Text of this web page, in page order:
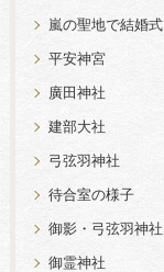
嵐の聖地で結婚式
平安神宮
廣田神社
建部大社
弓弦羽神社
待合室の様子
御影・弓弦羽神社
御霊神社